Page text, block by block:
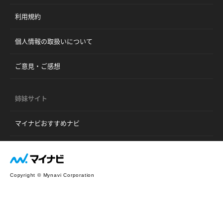
利用規約
個人情報の取扱いについて
ご意見・ご感想
姉妹サイト
マイナビおすすめナビ
Copyright © Mynavi Corporation